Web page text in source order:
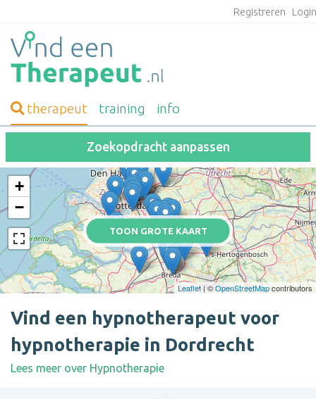
Registreren
therapeut training info
Zoekopdracht aanpassen
TOON GROTE KAART
+
−
Leaflet| ©OpenStreetMapcontributors
Vind een hypnotherapeut voor
hypnotherapie in Dordrecht
Lees meer over Hypnotherapie